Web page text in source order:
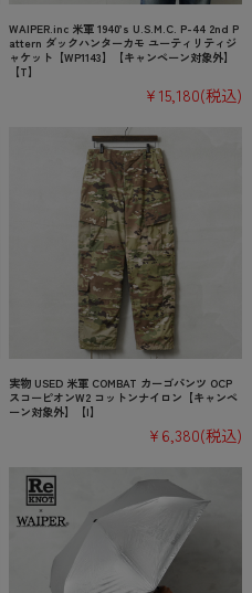
WAIPER.inc 米軍 1940’s U.S.M.C. P-44 2nd P
attern ダックハンターカモ ユーティリティジ
ャケット【WP1143】【キャンペーン対象外】
【T】
¥15,180(税込)
実物 USED 米軍 COMBAT カーゴパンツ OCP
スコーピオンW2 コットンナイロン【キャンペ
ーン対象外】【I】
¥6,380(税込)